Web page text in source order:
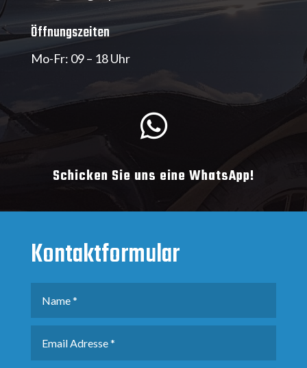
Öffnungszeiten
Mo-Fr: 09 – 18 Uhr

Schicken Sie uns eine WhatsApp!
Kontaktformular